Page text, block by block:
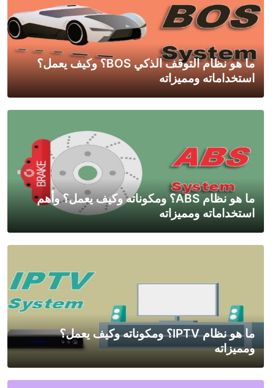
ما هو نظام التوقف الذكي BOS؟ وكيف يعمل؟
استخداماته ومميزاته
ما هو نظام ABS؟ ومكوناته وكيف يعمل؟ وأهم
استخداماته ومميزاته
ما هو نظام IPTV؟ ومكوناته وكيف يعمل؟
ومميزاته